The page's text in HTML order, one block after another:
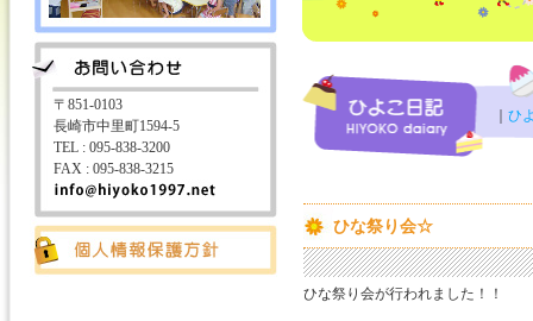
〒851-0103
長崎市中里町1594-5
TEL : 095-838-3200
FAX : 095-838-3215
ひ
ひな祭り会☆
ひな祭り会が行われました！！